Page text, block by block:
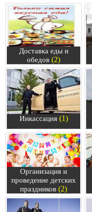
Доставка еды и
обедов (2)
Инкассация(1)
Организация и
проведение детских
праздников (2)